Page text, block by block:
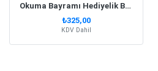
Okuma Bayramı Hediyelik Biblo Erkek Model 1
₺325,00
KDV Dahil